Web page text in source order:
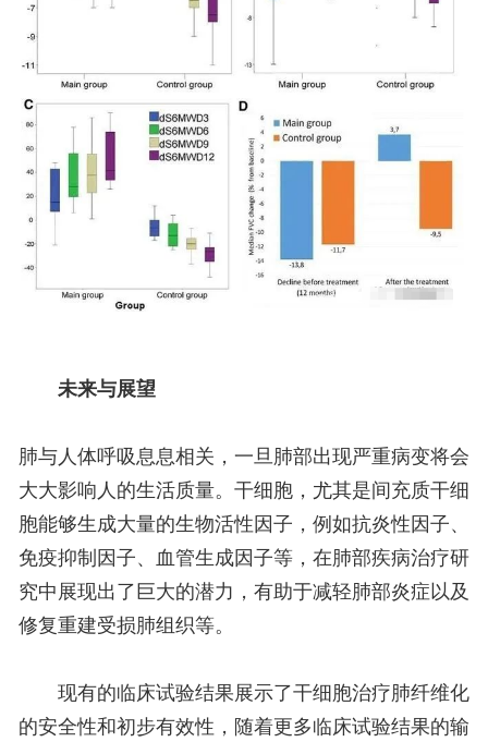
未来与展望
肺与人体呼吸息息相关，一旦肺部出现严重病变将会
大大影响人的生活质量。干细胞，尤其是间充质干细
胞能够生成大量的生物活性因子，例如抗炎性因子、
免疫抑制因子、血管生成因子等，在肺部疾病治疗研
究中展现出了巨大的潜力，有助于减轻肺部炎症以及
修复重建受损肺组织等。
现有的临床试验结果展示了干细胞治疗肺纤维化
的安全性和初步有效性，随着更多临床试验结果的输